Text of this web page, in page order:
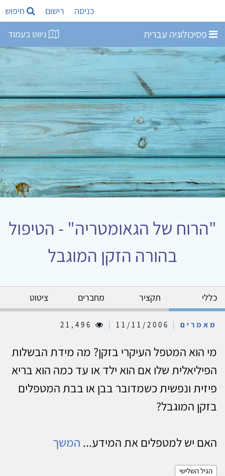
כניסה רישום חיפוש
פסיכולוגיה עברית ניווט בעמוד
"הרוח של הגאומטריה" - הטיפול
בהורה הזקן המוגבל
כללי תקציר מחברים ציטוט
מאמרים |
|
מי הוא המטפל העיקרי בזקן? מה מידת הבשלות
הפיליאלית שלו אם הוא ילד או עד כמה הוא בריא
פיזית ונפשית כשמדובר בבן או בבת המטפלים
בזקן המוגבל?
האם יש למטפלים את המידע... המשך
הגיל השלישי